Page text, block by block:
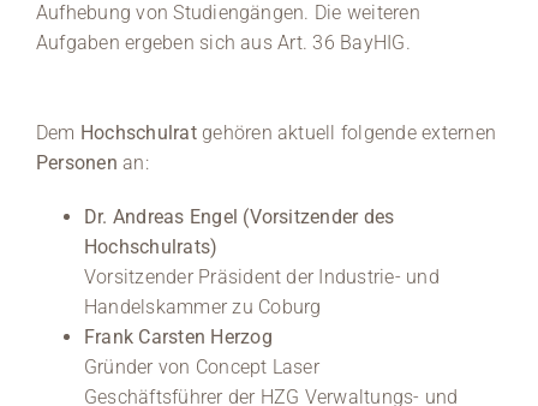
Aufhebung von Studiengängen. Die weiteren
Aufgaben ergeben sich aus Art. 36 BayHIG.
Dem Hochschulratgehören aktuell folgende externen
Personen an:
Dr. Andreas Engel (Vorsitzender des
Hochschulrats)
Vorsitzender Präsident der Industrie- und
Handelskammer zu Coburg
Frank Carsten Herzog
Gründer von Concept Laser
Geschäftsführer der HZG Verwaltungs- und